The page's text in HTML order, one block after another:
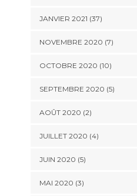
JANVIER 2021 (37)
NOVEMBRE 2020 (7)
OCTOBRE 2020 (10)
SEPTEMBRE 2020 (5)
AOÛT 2020 (2)
JUILLET 2020 (4)
JUIN 2020 (5)
MAI 2020 (3)